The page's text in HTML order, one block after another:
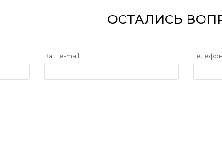
ОСТАЛИСЬ
Ваш e-mail Телефон